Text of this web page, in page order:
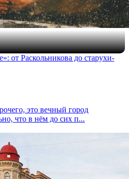
от Раскольникова до старухи-
это вечный город
что в нём до сих п...